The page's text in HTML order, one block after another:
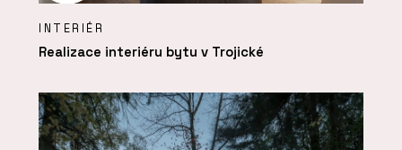
INTERIÉR
Realizace interiéru bytu v Trojické